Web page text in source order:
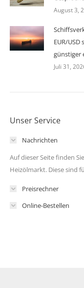
August 3,
EUR/
günstiger
Juli 31,
Unser Service
Nachrichten
Auf dieser Seite finden
Heizölmarkt. Diese sind
Preisrechner
Online-Bestellen